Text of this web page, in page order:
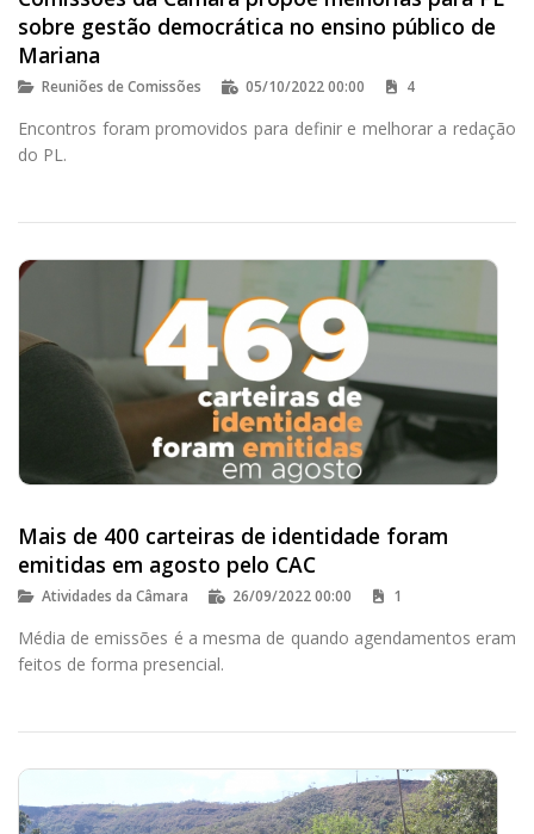
sobre gestão democrática no ensino público de
Mariana
Reuniões de Comissões 05/10/2022 00:00 4
Encontros foram promovidos para definir e melhorar a redação
do PL.
Mais de 400 carteiras de identidade foram
emitidas em agosto pelo CAC
Atividades da Câmara 26/09/2022 00:00 1
Média de emissões é a mesma de quando agendamentos eram
feitos de forma presencial.